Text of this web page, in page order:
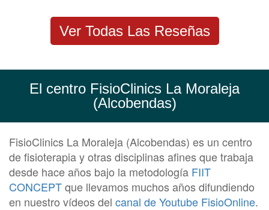
Ver Todas Las Reseñas
El centro FisioClinics La Moraleja
(Alcobendas)
FisioClinics La Moraleja (Alcobendas) es un centro
de fisioterapia y otras disciplinas afines que trabaja
desde hace años bajo la metodología FIIT
CONCEPTque llevamos muchos años difundiendo
en nuestro vídeos del canal de Youtube FisioOnline.